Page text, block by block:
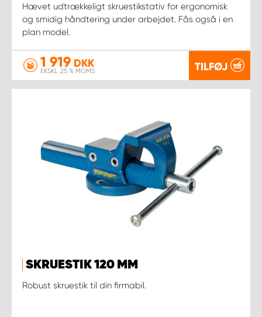
Hævet udtrækkeligt skruestikstativ for ergonomisk
og smidig håndtering under arbejdet. Fås også i en
plan model.
1 919 DKK
EKSKL. 25 % MOMS TILFØJ
SKRUESTIK 120 MM
Robust skruestik til din firmabil.